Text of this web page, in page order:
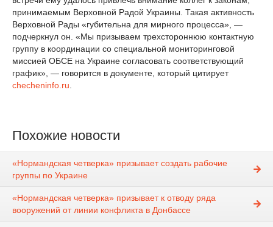
принимаемым Верховной Радой Украины. Такая активность
Верховной Рады «губительна для мирного процесса», —
подчеркнул он. «Мы призываем трехстороннюю контактную
группу в координации со специальной мониторинговой
миссией ОБСЕ на Украине согласовать соответствующий
график», — говорится в документе, который цитирует
checheninfo.ru
Похожие новости
«Нормандская четверка» призывает создать рабочие
группы по Украине
«Нормандская четверка» призывает к отводу ряда
вооружений от линии конфликта в Донбассе